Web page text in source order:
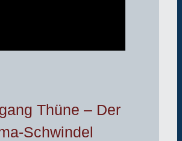
Thüne – Der
Schwindel